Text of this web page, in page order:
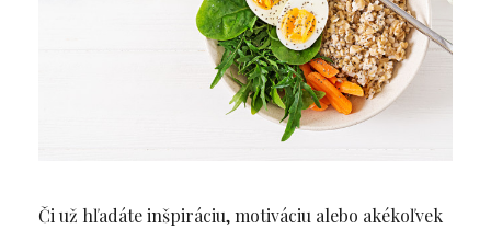
Či už hľadáte inšpiráciu, motiváciu alebo akékoľvek